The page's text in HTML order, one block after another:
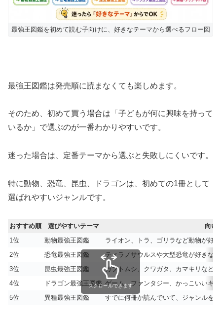
最強王図鑑を初めて読む子向けに、好きなテーマから選べるフロー図
最強王図鑑は発売順に読まなくても楽しめます。
そのため、初めて買う場合は「子どもが何に興味を持って
いるか」で選ぶのが一番わかりやすいです。
迷った場合は、定番テーマから選ぶと失敗しにくいです。
特に動物、恐竜、昆虫、ドラゴンは、初めての1冊として
選ばれやすいジャンルです。
おすすめ順 選びやすいテーマ
向い
1位
動物最強王図鑑
ライオン、トラ、ゴリラなど動物が好
2位
恐竜最強王図鑑
ティラノサウルスや大型恐竜が好きな
3位
昆虫最強王図鑑
カブトムシ、クワガタ、カマキリなど
4位
ドラゴン最強王図鑑 ゲーム、ファンタジー、かっこいいキ
5位
異種最強王図鑑 すでに何冊か読んでいて、ジャンルを
スクロールできます